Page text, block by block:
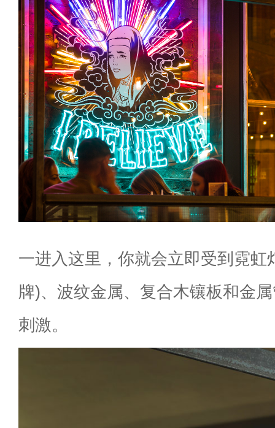
一进入这里，你就会立即受到霓虹
牌)、波纹金属、复合木镶板和金
刺激。